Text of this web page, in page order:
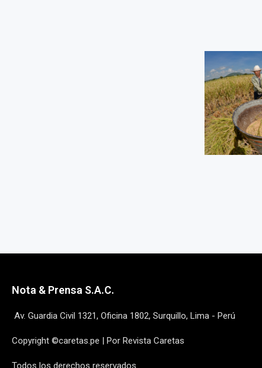
Nota & Prensa S.A.C.
Av. Guardia Civil 1321, Oficina 1802, Surquillo, Lima - Perú
Copyright ©caretas.pe | Por Revista Caretas
Todos los derechos reservados